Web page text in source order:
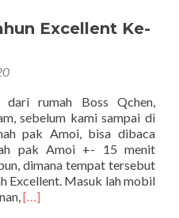
Excellent Ke-
rumah Boss Qchen,
sebelum kami sampai di
pak Amoi, bisa dibaca
pak Amoi +- 15 menit
dimana tempat tersebut
Excellent. Masuk lah mobil
Read
[…]